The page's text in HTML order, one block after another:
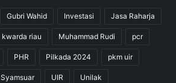
Gubri Wahid Investasi Jasa Raharja
kwarda riau Muhammad Rudi pcr
PHR Pilkada 2024 pkm uir
Syamsuar UIR Unilak